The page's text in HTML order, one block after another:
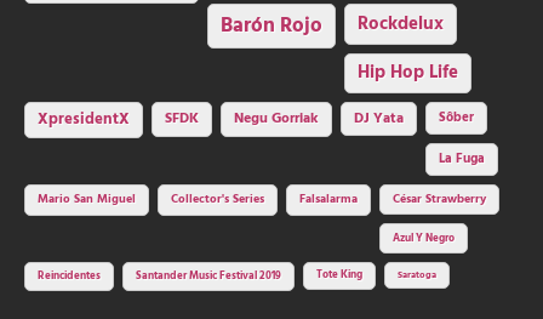
Barón Rojo Rockdelux
Hip Hop Life
XpresidentX SFDK Negu Gorriak DJ Yata
Sôber
La Fuga
Mario San Miguel
Collector's Series Falsalarma César Strawberry
Azul Y Negro
Reincidentes Santander Music Festival 2019 Tote King Saratoga